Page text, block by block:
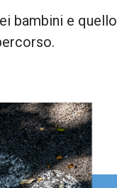
bambini e